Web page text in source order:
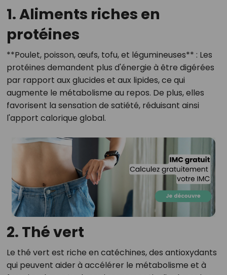
1. Aliments riches en
protéines
**Poulet, poisson, œufs, tofu, et légumineuses** : Les
protéines demandent plus d'énergie à être digérées
par rapport aux glucides et aux lipides, ce qui
augmente le métabolisme au repos. De plus, elles
favorisent la sensation de satiété, réduisant ainsi
l'apport calorique global.
2. Thé vert
Le thé vert est riche en catéchines, des antioxydants
qui peuvent aider à accélérer le métabolisme et à